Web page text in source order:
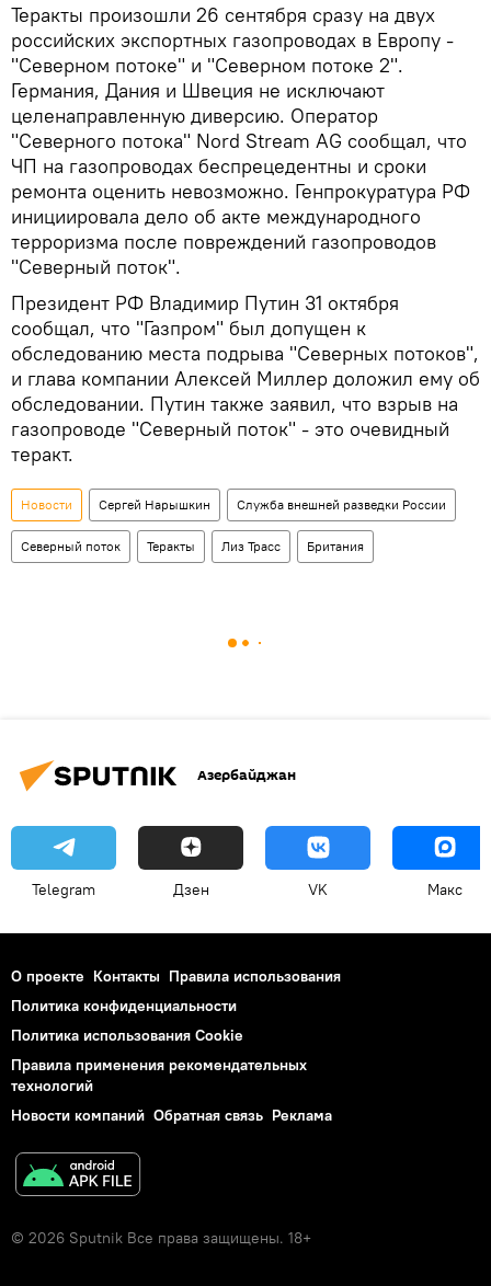
Теракты произошли 26 сентября сразу на двух
российских экспортных газопроводах в Европу -
"Северном потоке" и "Северном потоке 2".
Германия, Дания и Швеция не исключают
целенаправленную диверсию. Оператор
"Северного потока" Nord Stream AG сообщал, что
ЧП на газопроводах беспрецедентны и сроки
ремонта оценить невозможно. Генпрокуратура РФ
инициировала дело об акте международного
терроризма после повреждений газопроводов
"Северный поток".
Президент РФ Владимир Путин 31 октября
сообщал, что "Газпром" был допущен к
обследованию места подрыва "Северных потоков",
и глава компании Алексей Миллер доложил ему об
обследовании. Путин также заявил, что взрыв на
газопроводе "Северный поток" - это очевидный
теракт.
Новости Сергей Нарышкин Служба внешней разведки России
Северный поток Теракты Лиз Трасс Британия
Азербайджан
Telegram Дзен VK Макс
О проекте Контакты Правила использования
Политика конфиденциальности
Политика использования Cookie
Правила применения рекомендательных
технологий
Новости компаний Обратная связь Реклама
© 2026 Sputnik Все права защищены. 18+